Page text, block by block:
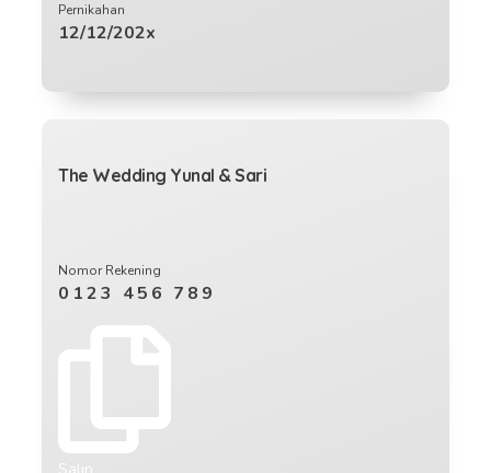
Pernikahan
12/12/202x
The Wedding Yunal & Sari
Nomor Rekening
0123 456 789